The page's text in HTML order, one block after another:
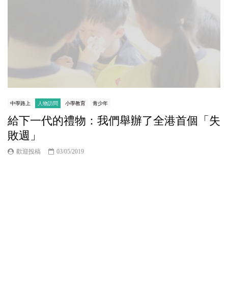
中學路上 人物訪問 小學教育 青少年
給下一代的禮物：我們舉辦了全港首個「失
敗週」
歡迎投稿 03/05/2019